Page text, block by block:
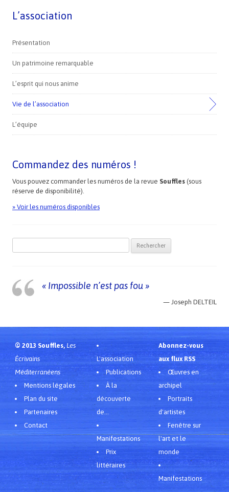
L’association
Présentation
Un patrimoine remarquable
L’esprit qui nous anime
Vie de l’association
L’équipe
Commandez des numéros !
Vous pouvez commander les numéros de la revue Souffles (sous
réserve de disponibilité).
» Voir les numéros disponibles
« Impossible n’est pas fou »
— Joseph DELTEIL
© 2013 Souffles, Les
Écrivains
Méditerranéens
Mentions légales
Plan du site
Partenaires
Contact
L'association
Publications
À la
découverte
de...
Manifestations
Prix
littéraires
Abonnez-vous
aux flux RSS
Œuvres en
archipel
Portraits
d'artistes
Fenêtre sur
l'art et le
monde
Manifestations